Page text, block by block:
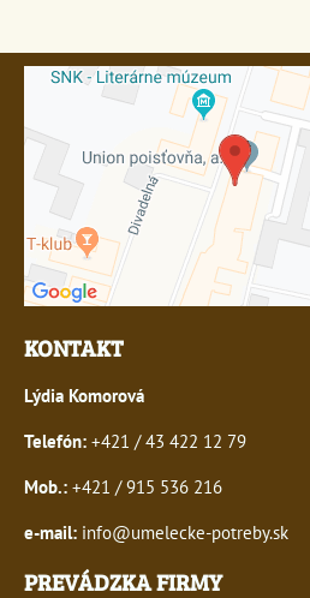
KONTAKT
Lýdia Komorová
Telefón: +421 / 43 422 12 79
Mob.: +421 / 915 536 216
e-mail: info@umelecke-potreby.sk
PREVÁDZKA FIRMY